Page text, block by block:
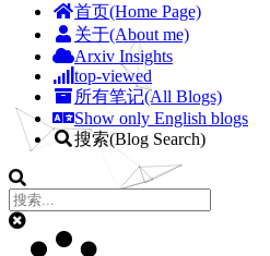
首页(Home Page)
关于(About me)
Arxiv Insights
top-viewed
所有笔记(All Blogs)
Show only English blogs
搜索(Blog Search)